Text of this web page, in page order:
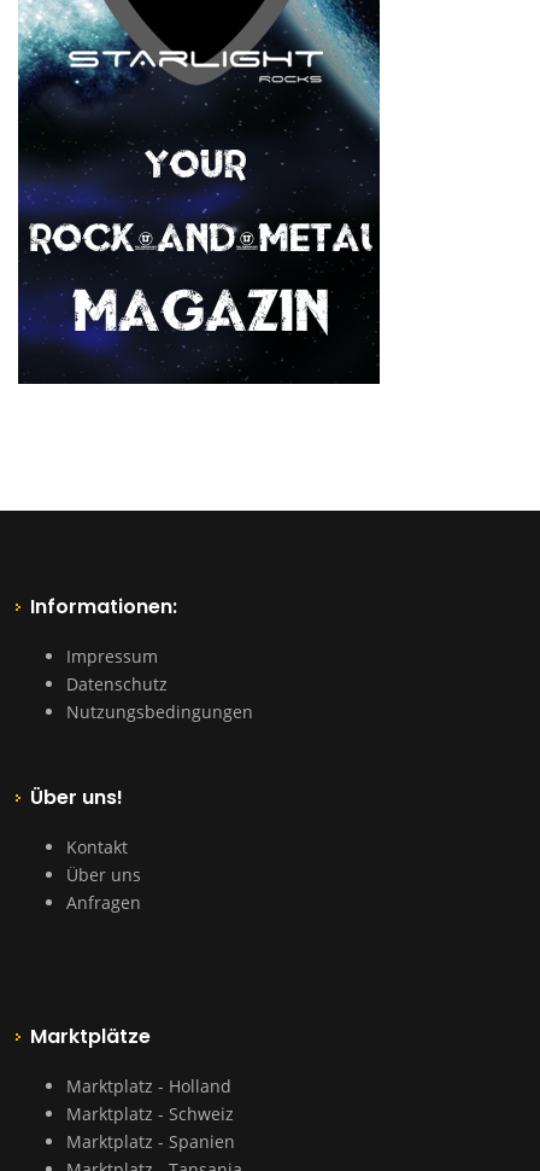
Informationen:
Impressum
Datenschutz
Nutzungsbedingungen
Über uns!
Kontakt
Über uns
Anfragen
Marktplätze
Marktplatz - Holland
Marktplatz - Schweiz
Marktplatz - Spanien